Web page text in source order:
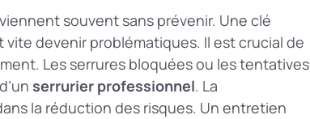
souvent sans prévenir. Une clé
devenir problématiques. Il est crucial de
Les serrures bloquées ou les tentatives
serrurier professionnel. La
la réduction des risques. Un entretien